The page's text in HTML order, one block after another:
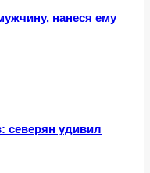
нанеся ему
северян удивил